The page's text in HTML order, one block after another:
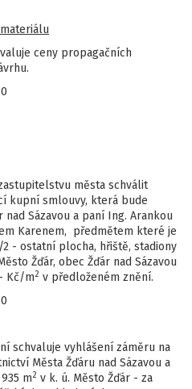
ceny propagačních
města schválit
kupní smlouvy, která bude
nad Sázavou a paní Ing. Arankou
Karenem, předmětem které je
- ostatní plocha, hřiště, stadiony
Žďár, obec Žďár nad Sázavou
Kč/m2 v předloženém znění.
schvaluje vyhlášení záměru na
Města Žďáru nad Sázavou a
m2 v k. ú. Město Žďár - za